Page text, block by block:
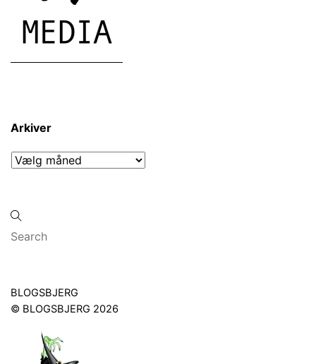
Arkiver
Arkiver
Back
To
BLOGSBJERG
© BLOGSBJERG 2026